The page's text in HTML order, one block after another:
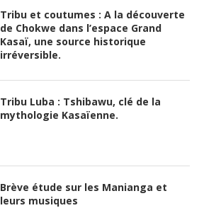
Tribu et coutumes : A la découverte
de Chokwe dans l’espace Grand
Kasaï, une source historique
irréversible.
Tribu Luba : Tshibawu, clé de la
mythologie Kasaïenne.
Brève étude sur les Manianga et
leurs musiques